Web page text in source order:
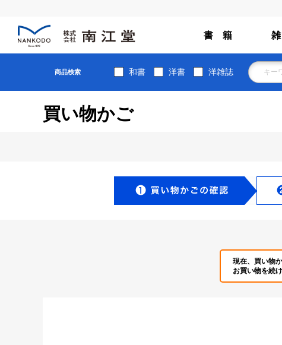
書 籍
商品検索 和書 洋書 洋雑誌
買い物かご
現在、買い物
お買い物を続